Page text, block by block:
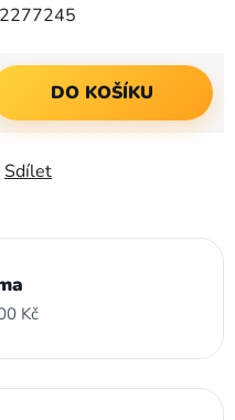
DO KOŠÍKU
Sdílet
Kč